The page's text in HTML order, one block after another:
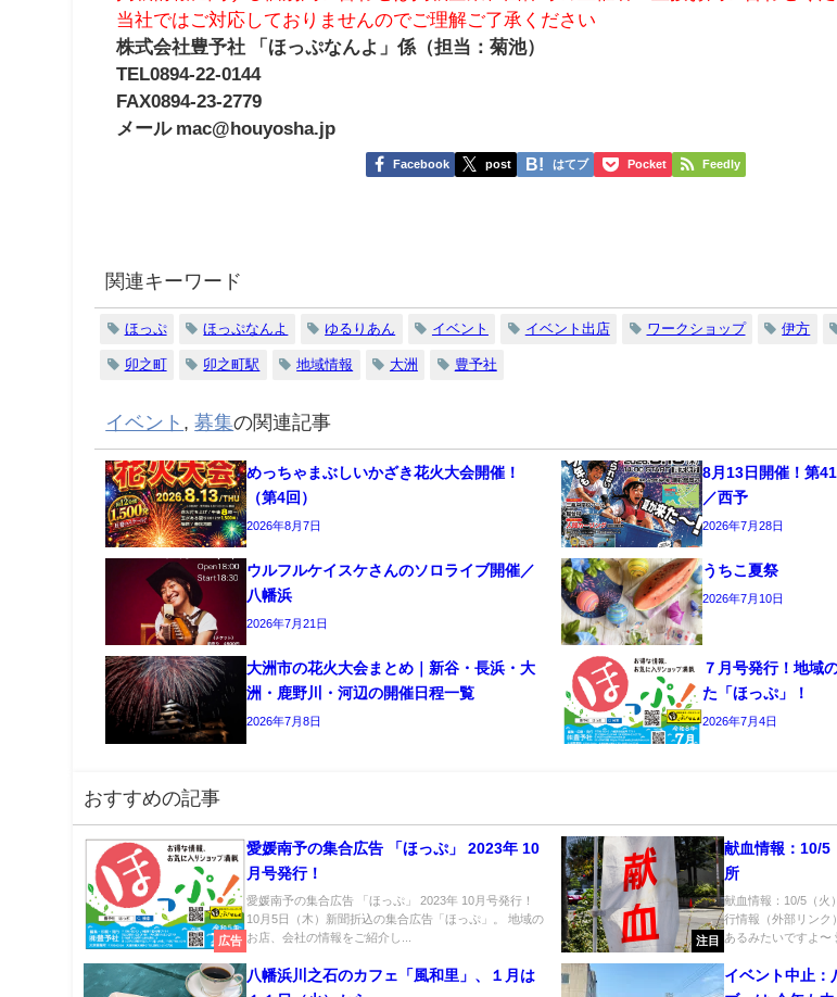
当社ではご対応しておりませんのでご理解ご了承ください
株式会社豊予社 「ほっぷなんよ」係（担当：菊池）
TEL0894-22-0144
FAX0894-23-2779
メール mac@houyosha.jp
Facebook post はてブ Pocket Feedly
関連キーワード
ほっぷ ほっぷなんよ ゆるりあん イベント イベント出店 ワークショップ 伊方
卯之町 卯之町駅 地域情報 大洲 豊予社
イベント ,募集の関連記事
めっちゃまぶしいかざき花火大会開催！
（第4回）
2026年8月7日
8月13日開催！第
／西予
2026年7月28日
ウルフルケイスケさんのソロライブ開催／
八幡浜
2026年7月21日
うちこ夏祭
2026年7月10日
大洲市の花火大会まとめ｜新谷・長浜・大
洲・鹿野川・河辺の開催日程一覧
2026年7月8日
７月号発行！地域
た「ほっぷ」！
2026年7月4日
おすすめの記事
広告
愛媛南予の集合広告 「ほっぷ」 2023年 10
月号発行！
愛媛南予の集合広告 「ほっぷ」 2023年 10月号発行！
10月5日（木）新聞折込の集合広告「ほっぷ」。 地域の
お店、会社の情報をご紹介し...
注目
献血情報：10/
所
献血情報：10/5（
行情報（外部リン
あるみたいですよ〜
八幡浜川之石のカフェ「風和里」、１月は
イベント中止：